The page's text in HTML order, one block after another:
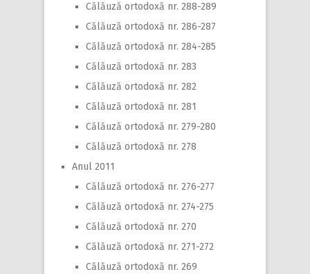
Călăuză ortodoxă nr. 288-289
Călăuză ortodoxă nr. 286-287
Călăuză ortodoxă nr. 284-285
Călăuză ortodoxă nr. 283
Călăuză ortodoxă nr. 282
Călăuză ortodoxă nr. 281
Călăuză ortodoxă nr. 279-280
Călăuză ortodoxă nr. 278
Anul 2011
Călăuză ortodoxă nr. 276-277
Călăuză ortodoxă nr. 274-275
Călăuză ortodoxă nr. 270
Călăuză ortodoxă nr. 271-272
Călăuză ortodoxă nr. 269